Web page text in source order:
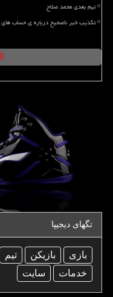
تیم بعدی محمد صلاح
تکذیب خبر ناصحیح درباره ی حساب
تگهای دیجیپا
بازی بازیكن تیم
خدمات
سایت